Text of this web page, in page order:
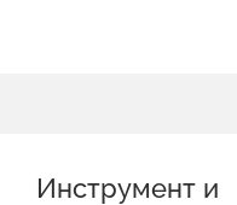
Инструмент и